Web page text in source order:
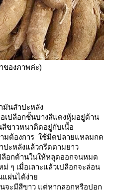
ของภาพค่ะ)
มันสำปะหลัง
เปลือกชั้นบางสีแดงหุ้มอยู่ด้าน
ขาวหนาติดอยู่กับเนื้อ
มต้องการ ใช้มีดปลายแหลมกด
ปะหลังแล้วกรีดตามยาว
ลือกด้านในให้หลุดออกจนหมด
ๆ เมื่อเลาะแล้วเปลือกจะล่อน
แผ่นได้ง่า
จะมีสีขาว แต่หากลอกหรือปอก